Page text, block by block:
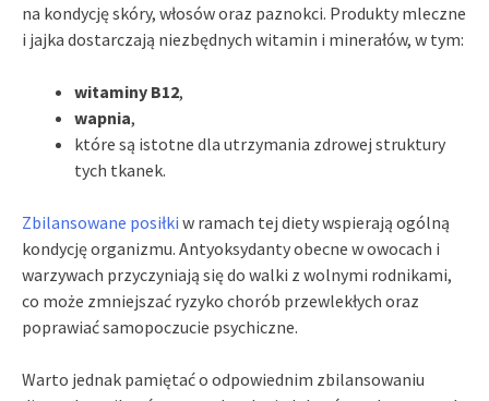
na kondycję skóry, włosów oraz paznokci. Produkty mleczne
i jajka dostarczają niezbędnych witamin i minerałów, w tym:
witaminy B12,
wapnia,
które są istotne dla utrzymania zdrowej struktury
tych tkanek.
Zbilansowane posiłki w ramach tej diety wspierają ogólną
kondycję organizmu. Antyoksydanty obecne w owocach i
warzywach przyczyniają się do walki z wolnymi rodnikami,
co może zmniejszać ryzyko chorób przewlekłych oraz
poprawiać samopoczucie psychiczne.
Warto jednak pamiętać o odpowiednim zbilansowaniu